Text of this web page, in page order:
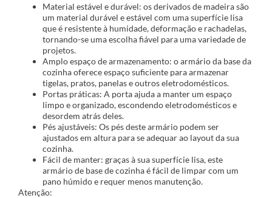
Material estável e durável: os derivados de madeira são
um material durável e estável com uma superfície lisa
que é resistente à humidade, deformação e rachadelas,
tornando-se uma escolha fiável para uma variedade de
projetos.
Amplo espaço de armazenamento: o armário da base da
cozinha oferece espaço suficiente para armazenar
tigelas, pratos, panelas e outros eletrodomésticos.
Portas práticas: A porta ajuda a manter um espaço
limpo e organizado, escondendo eletrodomésticos e
desordem atrás deles.
Pés ajustáveis: Os pés deste armário podem ser
ajustados em altura para se adequar ao layout da sua
cozinha.
Fácil de manter: graças à sua superfície lisa, este
armário de base de cozinha é fácil de limpar com um
pano húmido e requer menos manutenção.
Atenção: